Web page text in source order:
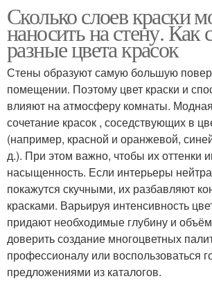
Сколько слоев краски
наносить на стену. Как
разные цвета красок
Стены образуют самую большую
помещении. Поэтому цвет краски и
влияют на атмосферу комнаты.
сочетание красок , соседствующих в
(например, красной и оранжевой,
д.). При этом важно, чтобы их оттенки
насыщенность. Если интерьеры
покажутся скучными, их разбавляют
красками. Варьируя интенсивность
придают необходимые глубину и
доверить создание многоцветных
профессионалу или воспользоваться
предложениями из каталогов.